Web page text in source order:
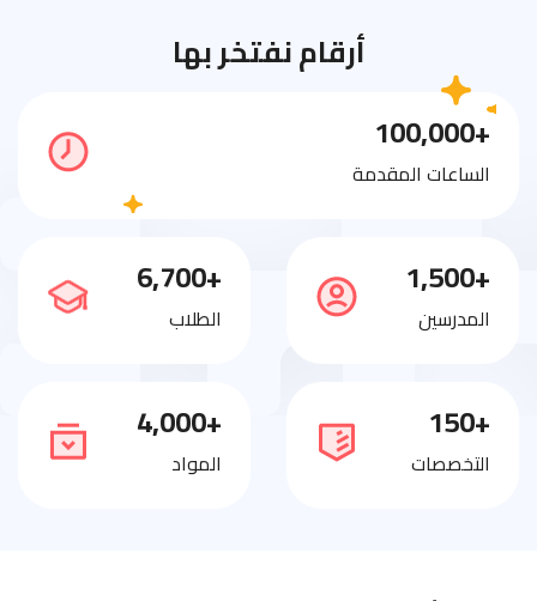
أرقام نفتخر بها
+100,000
الساعات المقدمة
+1,500
المدرسين
+6,700
الطلاب
+150
التخصصات
+4,000
المواد